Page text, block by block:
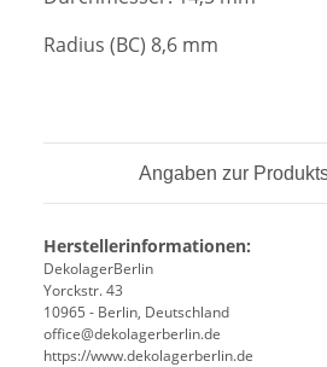
Radius (BC) 8,6 mm
Angaben zur
Herstellerinformationen:
DekolagerBerlin
Yorckstr. 43
10965 - Berlin, Deutschland
office@dekolagerberlin.de
https://www.dekolagerberlin.de